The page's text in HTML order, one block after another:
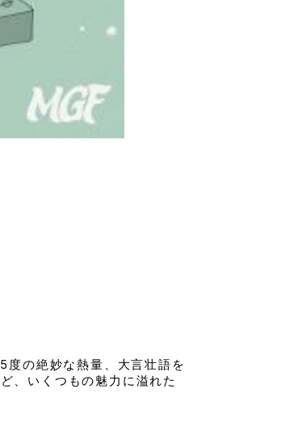
の絶妙な熱量、大言壮語を
、いくつもの魅力に溢れた